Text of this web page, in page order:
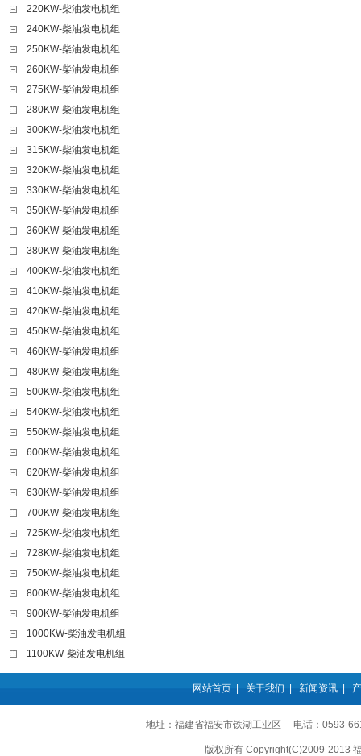
220KW-柴油发电机组
240KW-柴油发电机组
250KW-柴油发电机组
260KW-柴油发电机组
275KW-柴油发电机组
280KW-柴油发电机组
300KW-柴油发电机组
315KW-柴油发电机组
320KW-柴油发电机组
330KW-柴油发电机组
350KW-柴油发电机组
360KW-柴油发电机组
380KW-柴油发电机组
400KW-柴油发电机组
410KW-柴油发电机组
420KW-柴油发电机组
450KW-柴油发电机组
460KW-柴油发电机组
480KW-柴油发电机组
500KW-柴油发电机组
540KW-柴油发电机组
550KW-柴油发电机组
600KW-柴油发电机组
620KW-柴油发电机组
630KW-柴油发电机组
700KW-柴油发电机组
725KW-柴油发电机组
728KW-柴油发电机组
750KW-柴油发电机组
800KW-柴油发电机组
900KW-柴油发电机组
1000KW-柴油发电机组
1100KW-柴油发电机组
网站首页| 关于我们 新闻资讯|
地址：福建省福安市铁湖工业区 电话：0593-
版权所有 Copyright(C)2009-2013